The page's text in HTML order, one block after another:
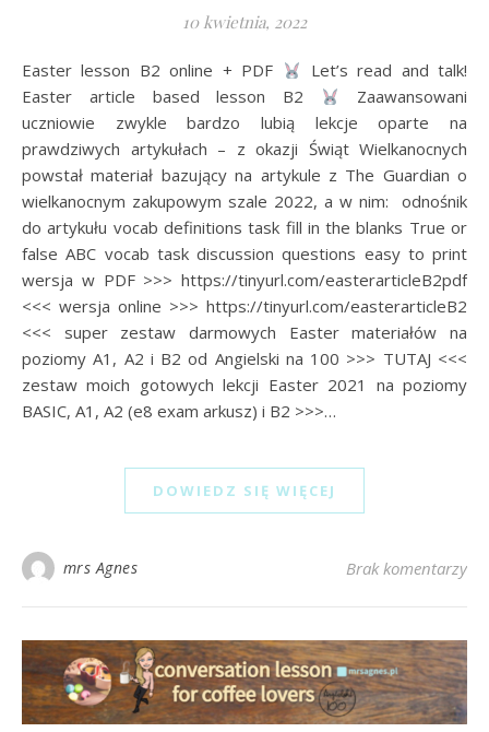
10 kwietnia, 2022
Easter lesson B2 online + PDF
Let’s read and talk!
Easter article based lesson B2
Zaawansowani
uczniowie zwykle bardzo lubią lekcje oparte na
prawdziwych artykułach – z okazji Świąt Wielkanocnych
powstał materiał bazujący na artykule z The Guardian o
wielkanocnym zakupowym szale 2022, a w nim: odnośnik
do artykułu vocab definitions task fill in the blanks True or
false ABC vocab task discussion questions easy to print
wersja w PDF >>> https://tinyurl.com/easterarticleB2pdf
<<< wersja online >>> https://tinyurl.com/easterarticleB2
<<< super zestaw darmowych Easter materiałów na
poziomy A1, A2 i B2 od Angielski na 100 >>> TUTAJ <<<
zestaw moich gotowych lekcji Easter 2021 na poziomy
BASIC, A1, A2 (e8 exam arkusz) i B2 >>>…
DOWIEDZ SIĘ WIĘCEJ
mrs Agnes Brak komentarzy